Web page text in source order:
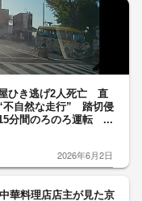
ひき逃げ2人死亡 直
不自然な走行” 踏切侵
分間のろのろ運転 ...
2026年6月2日
華料理店店主が見た京